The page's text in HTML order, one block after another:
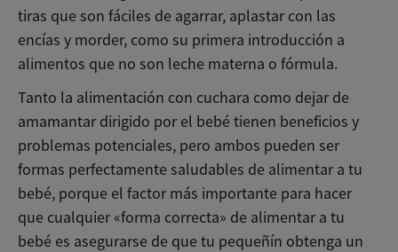
tiras que son fáciles de agarrar, aplastar con las
encías y morder, como su primera introducción a
alimentos que no son leche materna o fórmula.
Tanto la alimentación con cuchara como dejar de
amamantar dirigido por el bebé tienen beneficios y
problemas potenciales, pero ambos pueden ser
formas perfectamente saludables de alimentar a tu
bebé, porque el factor más importante para hacer
que cualquier «forma correcta» de alimentar a tu
bebé es asegurarse de que tu pequeñín obtenga un